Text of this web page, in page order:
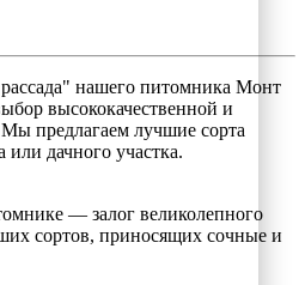
нашего питомника Монт
высококачественной и
предлагаем лучшие сорта
дачного участка.
— залог великолепного
сортов, приносящих сочные и